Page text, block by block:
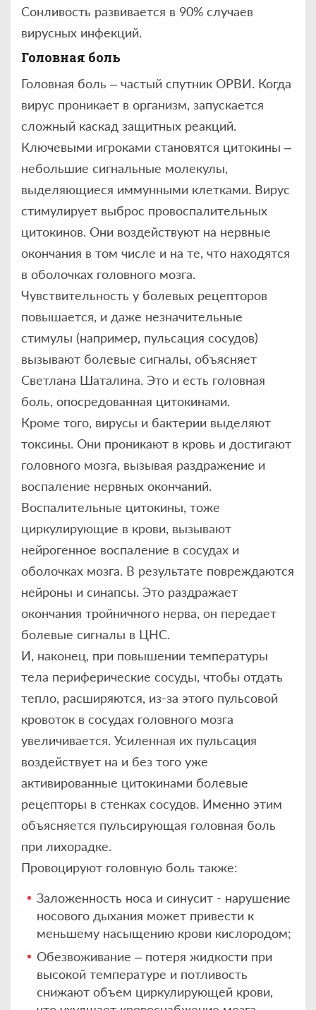
Сонливость развивается в 90% случаев
вирусных инфекций.
Головная боль
Головная боль – частый спутник ОРВИ. Когда
вирус проникает в организм, запускается
сложный каскад защитных реакций.
Ключевыми игроками становятся цитокины –
небольшие сигнальные молекулы,
выделяющиеся иммунными клетками. Вирус
стимулирует выброс провоспалительных
цитокинов. Они воздействуют на нервные
окончания в том числе и на те, что находятся
в оболочках головного мозга.
Чувствительность у болевых рецепторов
повышается, и даже незначительные
стимулы (например, пульсация сосудов)
вызывают болевые сигналы, объясняет
Светлана Шаталина. Это и есть головная
боль, опосредованная цитокинами.
Кроме того, вирусы и бактерии выделяют
токсины. Они проникают в кровь и достигают
головного мозга, вызывая раздражение и
воспаление нервных окончаний.
Воспалительные цитокины, тоже
циркулирующие в крови, вызывают
нейрогенное воспаление в сосудах и
оболочках мозга. В результате повреждаются
нейроны и синапсы. Это раздражает
окончания тройничного нерва, он передает
болевые сигналы в ЦНС.
И, наконец, при повышении температуры
тела периферические сосуды, чтобы отдать
тепло, расширяются, из-за этого пульсовой
кровоток в сосудах головного мозга
увеличивается. Усиленная их пульсация
воздействует на и без того уже
активированные цитокинами болевые
рецепторы в стенках сосудов. Именно этим
объясняется пульсирующая головная боль
при лихорадке.
Провоцируют головную боль также:
Заложенность носа и синусит - нарушение
носового дыхания может привести к
меньшему насыщению крови кислородом;
Обезвоживание – потеря жидкости при
высокой температуре и потливость
снижают объем циркулирующей крови,